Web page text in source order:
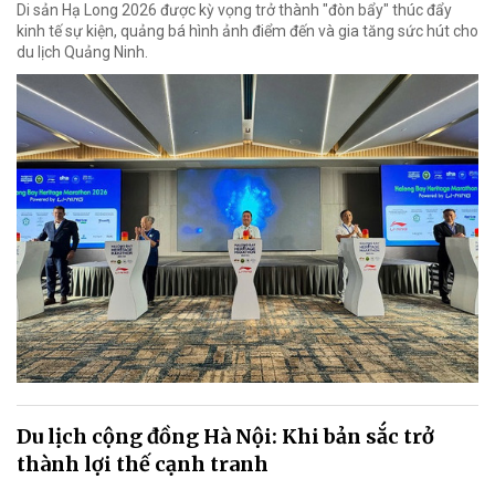
Di sản Hạ Long 2026 được kỳ vọng trở thành "đòn bẩy" thúc đẩy
kinh tế sự kiện, quảng bá hình ảnh điểm đến và gia tăng sức hút cho
du lịch Quảng Ninh.
Du lịch cộng đồng Hà Nội: Khi bản sắc trở
thành lợi thế cạnh tranh